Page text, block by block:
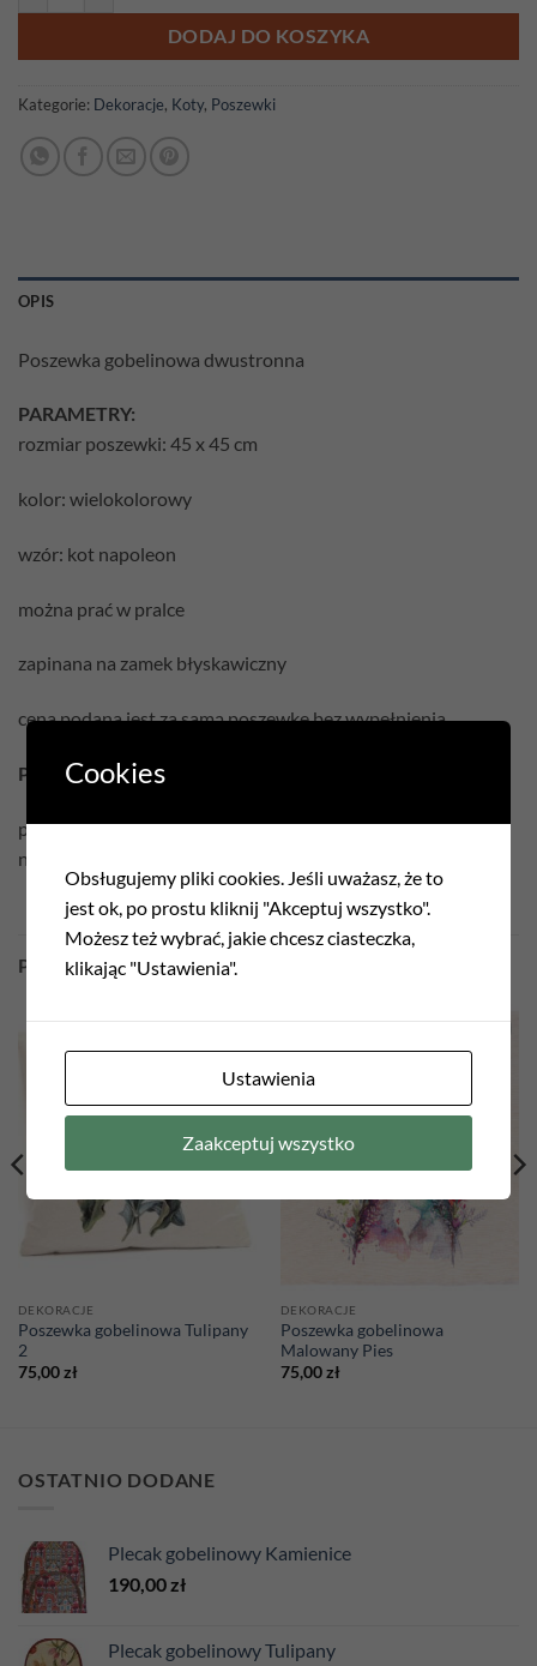
DODAJ DO KOSZYKA
Kategorie: Dekoracje, Koty, Poszewki
OPIS
Poszewka gobelinowa dwustronna
PARAMETRY:
rozmiar poszewki: 45 x 45 cm
kolor: wielokolorowy
wzór: kot napoleon
można prać w pralce
zapinana na zamek błyskawiczny
cena podana jest za samą poszewkę bez wypełnienia
Pielęgnacja
prać w temperaturze 30°C
nie czyścić chemicznie
PODOBNE PRODUKTY
wishlist
DEKORACJE
Poszewka gobelinowa Tulipany
2
75,00zł
DEKORACJE
Poszewka gobelinowa
Malowany Pies
75,00zł
OSTATNIO DODANE
Plecak gobelinowy Kamienice
190,00 zł
Plecak gobelinowy Tulipany
Cookies
Obsługujemy pliki cookies. Jeśli uważasz, że to
jest ok, po prostu kliknij "Akceptuj wszystko".
Możesz też wybrać, jakie chcesz ciasteczka,
klikając "Ustawienia".
Ustawienia
Zaakceptuj wszystko